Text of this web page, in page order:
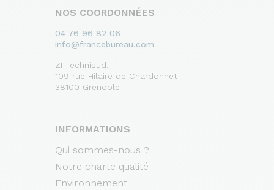
NOS COORDONNÉES
04 76 96 82 06
info@francebureau.com
ZI Technisud,
109 rue Hilaire de Chardonnet
38100 Grenoble
INFORMATIONS
Qui sommes-nous ?
Notre charte qualité
Environnement